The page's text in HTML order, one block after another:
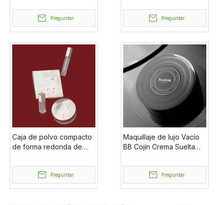
vacío, estuche compacto
de polvo
Preguntar
contenedor transparente
polvo polvo suelto tarro
con tamiz
Preguntar
Caja de polvo compacto
de forma redonda de
mayor, embalaje
cosmético, caja de polvo
compacto transparente
Preguntar
Maquillaje de lujo Vacío
BB Cojín Crema Suelta
Plástico Cosmético
Envasado Base Cojín de
aire Cajas
Preguntar